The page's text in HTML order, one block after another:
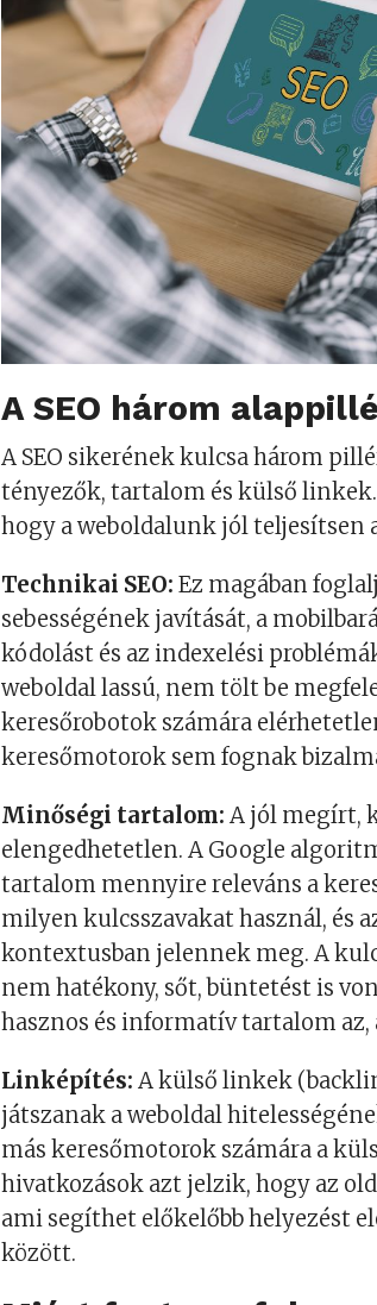
A SEO három
A SEO sikerének kulcsa három
tényezők, tartalom és külső
hogy a weboldalunk jól teljesítsen
Technikai SEO: Ez magában
sebességének javítását, a
kódolást és az indexelési
weboldal lassú, nem tölt be
keresőrobotok számára
keresőmotorok sem fognak
Minőségi tartalom: A jól megírt,
elengedhetetlen. A Google
tartalom mennyire releváns a
milyen kulcsszavakat használ, és
kontextusban jelennek meg. A
nem hatékony, sőt, büntetést is
hasznos és informatív tartalom
Linképítés: A külső linkek
játszanak a weboldal
más keresőmotorok számára a
hivatkozások azt jelzik, hogy az
ami segíthet előkelőbb helyezést
között.